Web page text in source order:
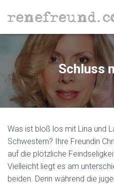
Schluss
Was ist bloß los mit Lina und
Schwestern? Ihre Freundin
auf die plötzliche
Vielleicht liegt es am
beiden. Denn während die